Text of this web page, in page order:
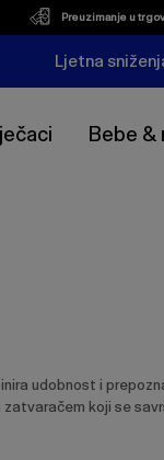
Preuzimanje u
Ljetna
Bebe &
udobnost i
koji se